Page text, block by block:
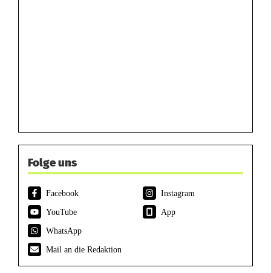
Folge uns
Facebook
Instagram
YouTube
App
WhatsApp
Mail an die Redaktion